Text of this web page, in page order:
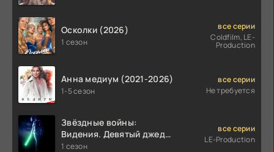
Осколки (2026)
1 сезон
все серии
Coldfilm, LE-
Production
Анна медиум (2021-2026)
1-5 сезон
все серии
Не требуется
Звёздные войны:
Видения. Девятый джедай
(2026)
1 сезон
все серии
LE-Production